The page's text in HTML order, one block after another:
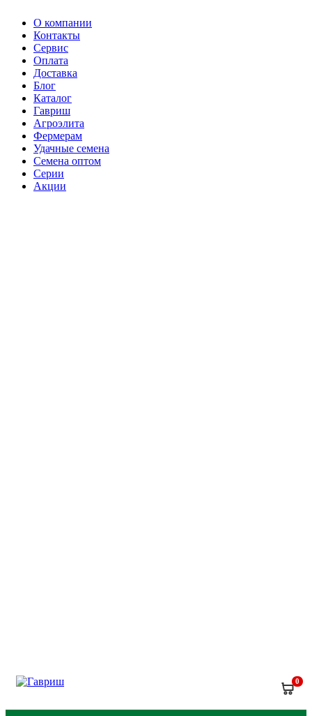
О компании
Контакты
Сервис
Оплата
Доставка
Блог
Каталог
Гавриш
Агроэлита
Фермерам
Удачные семена
Семена оптом
Серии
Акции
0